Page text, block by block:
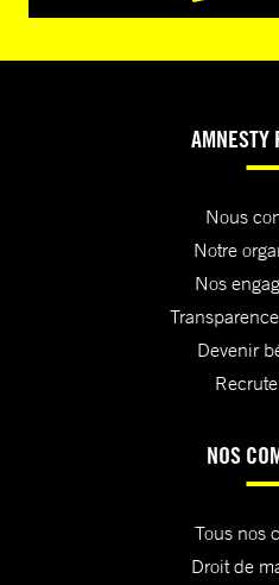
AMNESTY
Nous
Notre
Nos
Devenir
NOS
Tous nos
Droit de